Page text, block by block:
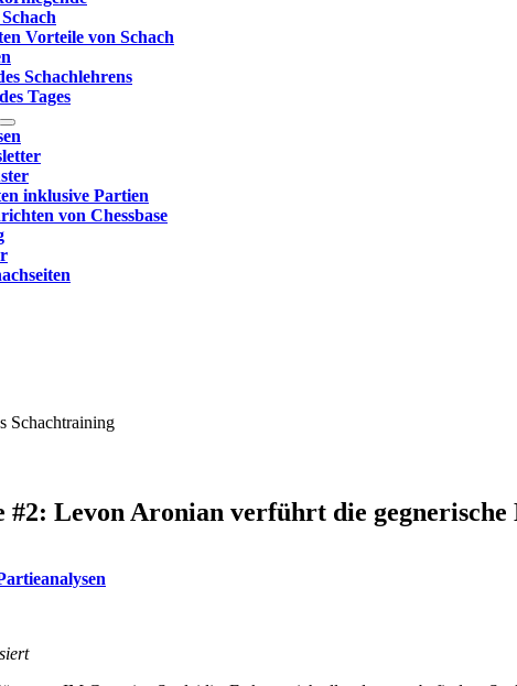
Vorteile von Schach‎
Schachlehrens
Tages
inklusive Partien
von Chessbase
Schachtraining
#2: Levon Aronian verführt die gegnerische